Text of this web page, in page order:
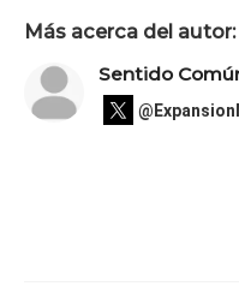
Más acerca del autor:
Sentido